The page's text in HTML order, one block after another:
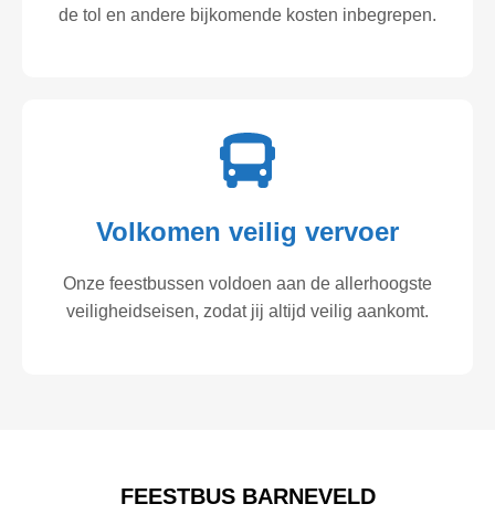
de tol en andere bijkomende kosten inbegrepen.
Volkomen veilig vervoer
Onze feestbussen voldoen aan de allerhoogste
veiligheidseisen, zodat jij altijd veilig aankomt.
FEESTBUS BARNEVELD